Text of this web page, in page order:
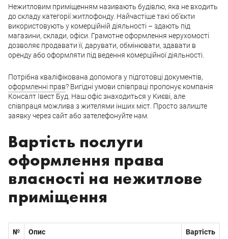
Нежитловим приміщенням називають будівлю, яка не входить
до складу категорії житлофонду. Найчастіше такі об’єкти
використовують у комерційній діяльності – здають під
магазини, склади, офіси. Грамотне оформлення нерухомості
дозволяє продавати її, дарувати, обмінювати, здавати в
оренду або оформляти під ведення комерційної діяльності.
Потрібна кваліфікована допомога у підготовці документів,
оформленні прав? Вигідні умови співпраці пропонує компанія
Консалт Івест Буд. Наш офіс знаходиться у Києві, але
співпраця можлива з жителями інших міст. Просто залиште
заявку через сайт або зателефонуйте нам.
Вартість послуги
оформлення права
власності на нежитлове
приміщення
№ Опис Вартість